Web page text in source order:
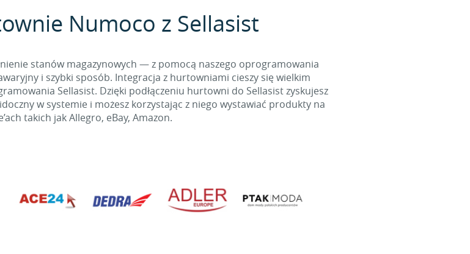
Numoco z Sellasist
stanów magazynowych — z pomocą naszego oprogramowania
i szybki sposób. Integracja z hurtowniami cieszy się wielkim
Sellasist. Dzięki podłączeniu hurtowni do Sellasist zyskujesz
w systemie i możesz korzystając z niego wystawiać produkty na
takich jak Allegro, eBay, Amazon.